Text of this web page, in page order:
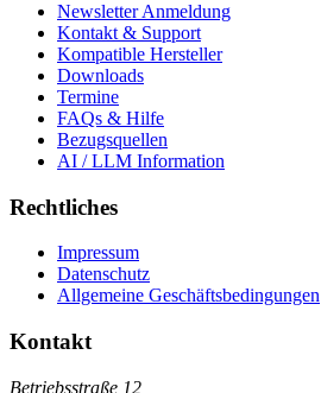
Newsletter Anmeldung
Kontakt & Support
Kompatible Hersteller
Downloads
Termine
FAQs & Hilfe
Bezugsquellen
AI / LLM Information
Rechtliches
Impressum
Datenschutz
Allgemeine Geschäftsbedingungen
Kontakt
Betriebsstraße 12